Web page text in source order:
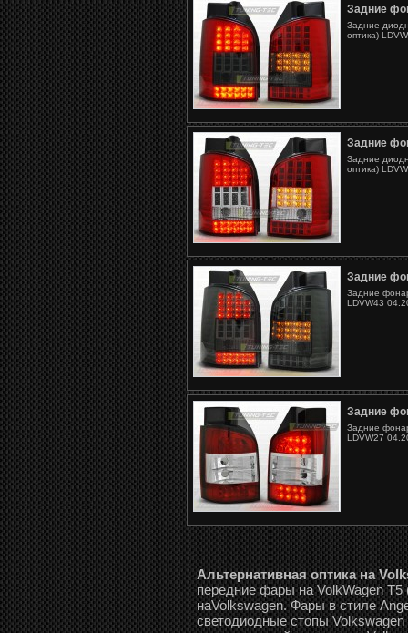
Задние
Задние
оптика)
Задние
Задние
оптика)
Задние
Задние
LDVW43
Задние
Задние
LDVW27
Альтернативная оптика на
передние фары на VolkWagen
наVolkswagen. Фары в стиле
светодиодные стопы